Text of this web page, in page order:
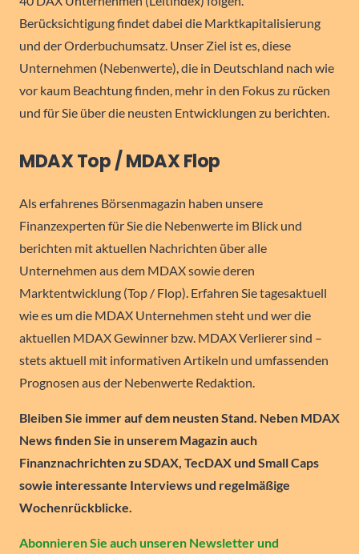
Berücksichtigung findet dabei die Marktkapitalisierung
und der Orderbuchumsatz. Unser Ziel ist es, diese
Unternehmen (Nebenwerte), die in Deutschland nach wie
vor kaum Beachtung finden, mehr in den Fokus zu rücken
und für Sie über die neusten Entwicklungen zu berichten.
MDAX Top / MDAX Flop
Als erfahrenes Börsenmagazin haben unsere
Finanzexperten für Sie die Nebenwerte im Blick und
berichten mit aktuellen Nachrichten über alle
Unternehmen aus dem MDAX sowie deren
Marktentwicklung (Top / Flop). Erfahren Sie tagesaktuell
wie es um die MDAX Unternehmen steht und wer die
aktuellen MDAX Gewinner bzw. MDAX Verlierer sind –
stets aktuell mit informativen Artikeln und umfassenden
Prognosen aus der Nebenwerte Redaktion.
Bleiben Sie immer auf dem neusten Stand. Neben MDAX
News finden Sie in unserem Magazin auch
Finanznachrichten zu SDAX, TecDAX und Small Caps
sowie interessante Interviews und regelmäßige
Wochenrückblicke.
Abonnieren Sie auch unseren Newsletter und